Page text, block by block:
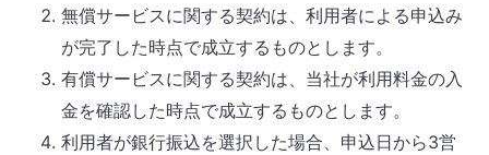
無償サービスに関する契約は、利用者による申込み
が完了した時点で成立するものとします。
有償サービスに関する契約は、当社が利用料金の入
金を確認した時点で成立するものとします。
利用者が銀行振込を選択した場合、申込日から3営